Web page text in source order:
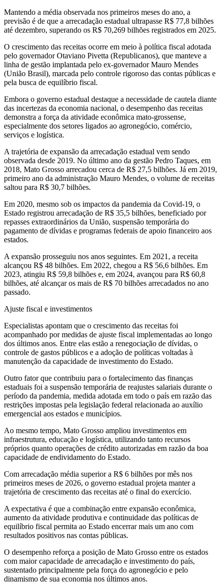
Mantendo a média observada nos primeiros meses do ano, a
previsão é de que a arrecadação estadual ultrapasse R$ 77,8 bilhões
até dezembro, superando os R$ 70,269 bilhões registrados em 2025.
O crescimento das receitas ocorre em meio à política fiscal adotada
pelo governador Otaviano Pivetta (Republicanos), que manteve a
linha de gestão implantada pelo ex-governador Mauro Mendes
(União Brasil), marcada pelo controle rigoroso das contas públicas e
pela busca de equilíbrio fiscal.
Embora o governo estadual destaque a necessidade de cautela diante
das incertezas da economia nacional, o desempenho das receitas
demonstra a força da atividade econômica mato-grossense,
especialmente dos setores ligados ao agronegócio, comércio,
serviços e logística.
A trajetória de expansão da arrecadação estadual vem sendo
observada desde 2019. No último ano da gestão Pedro Taques, em
2018, Mato Grosso arrecadou cerca de R$ 27,5 bilhões. Já em 2019,
primeiro ano da administração Mauro Mendes, o volume de receitas
saltou para R$ 30,7 bilhões.
Em 2020, mesmo sob os impactos da pandemia da Covid-19, o
Estado registrou arrecadação de R$ 35,5 bilhões, beneficiado por
repasses extraordinários da União, suspensão temporária do
pagamento de dívidas e programas federais de apoio financeiro aos
estados.
A expansão prosseguiu nos anos seguintes. Em 2021, a receita
alcançou R$ 48 bilhões. Em 2022, chegou a R$ 56,6 bilhões. Em
2023, atingiu R$ 59,8 bilhões e, em 2024, avançou para R$ 60,8
bilhões, até alcançar os mais de R$ 70 bilhões arrecadados no ano
passado.
Ajuste fiscal e investimentos
Especialistas apontam que o crescimento das receitas foi
acompanhado por medidas de ajuste fiscal implementadas ao longo
dos últimos anos. Entre elas estão a renegociação de dívidas, o
controle de gastos públicos e a adoção de políticas voltadas à
manutenção da capacidade de investimento do Estado.
Outro fator que contribuiu para o fortalecimento das finanças
estaduais foi a suspensão temporária de reajustes salariais durante o
período da pandemia, medida adotada em todo o país em razão das
restrições impostas pela legislação federal relacionada ao auxílio
emergencial aos estados e municípios.
Ao mesmo tempo, Mato Grosso ampliou investimentos em
infraestrutura, educação e logística, utilizando tanto recursos
próprios quanto operações de crédito autorizadas em razão da boa
capacidade de endividamento do Estado.
Com arrecadação média superior a R$ 6 bilhões por mês nos
primeiros meses de 2026, o governo estadual projeta manter a
trajetória de crescimento das receitas até o final do exercício.
A expectativa é que a combinação entre expansão econômica,
aumento da atividade produtiva e continuidade das políticas de
equilíbrio fiscal permita ao Estado encerrar mais um ano com
resultados positivos nas contas públicas.
O desempenho reforça a posição de Mato Grosso entre os estados
com maior capacidade de arrecadação e investimento do país,
sustentado principalmente pela força do agronegócio e pelo
dinamismo de sua economia nos últimos anos.